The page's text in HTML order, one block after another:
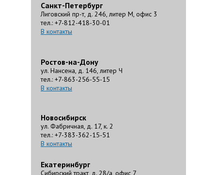
Санкт-Петербург
Лиговский пр-т, д. 246, литер М, офис 3
тел.: +7-812-418-30-01
В контакты
Ростов-на-Дону
ул. Нансена, д. 146, литер Ч
тел.: +7-863-256-55-15
В контакты
Новосибирск
ул. Фабричная, д. 17, к. 2
тел.: +7-383-362-15-51
В контакты
Екатеринбург
Сибирский тракт, д. 28/а, офис 7